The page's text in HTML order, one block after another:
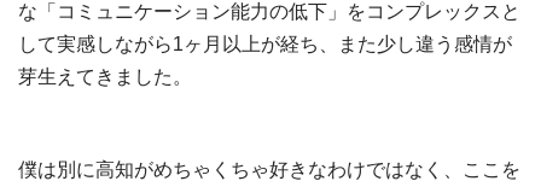
な「コミュニケーション能力の低下」をコンプレックスと
して実感しながら1ヶ月以上が経ち、また少し違う感情が
芽生えてきました。
僕は別に高知がめちゃくちゃ好きなわけではなく、ここを